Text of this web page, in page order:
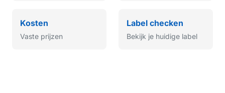
Kosten
Vaste prijzen
Label checken
Bekijk je huidige label